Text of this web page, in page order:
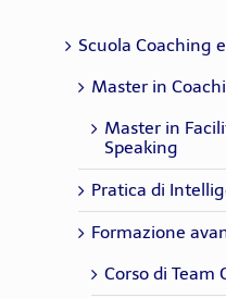
Scuola Coaching
Master in
Master in
Speaking
Pratica di
Formazione
Corso di Team